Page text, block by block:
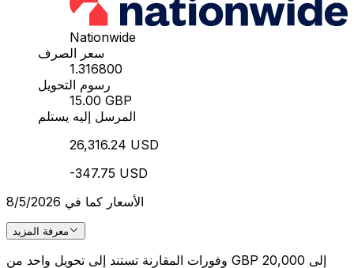
Nationwide
سعر الصرف
1.316800
رسوم التحويل
15.00 GBP
المرسل إليه يستلم
26,316.24 USD
-347.75 USD
الأسعار كما في 8/5/2026
معرفة المزيد
وفورات المقارنة تستند إلى تحويل واحد من GBP 20,000 إلى